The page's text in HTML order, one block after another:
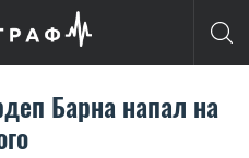
Барна напал на